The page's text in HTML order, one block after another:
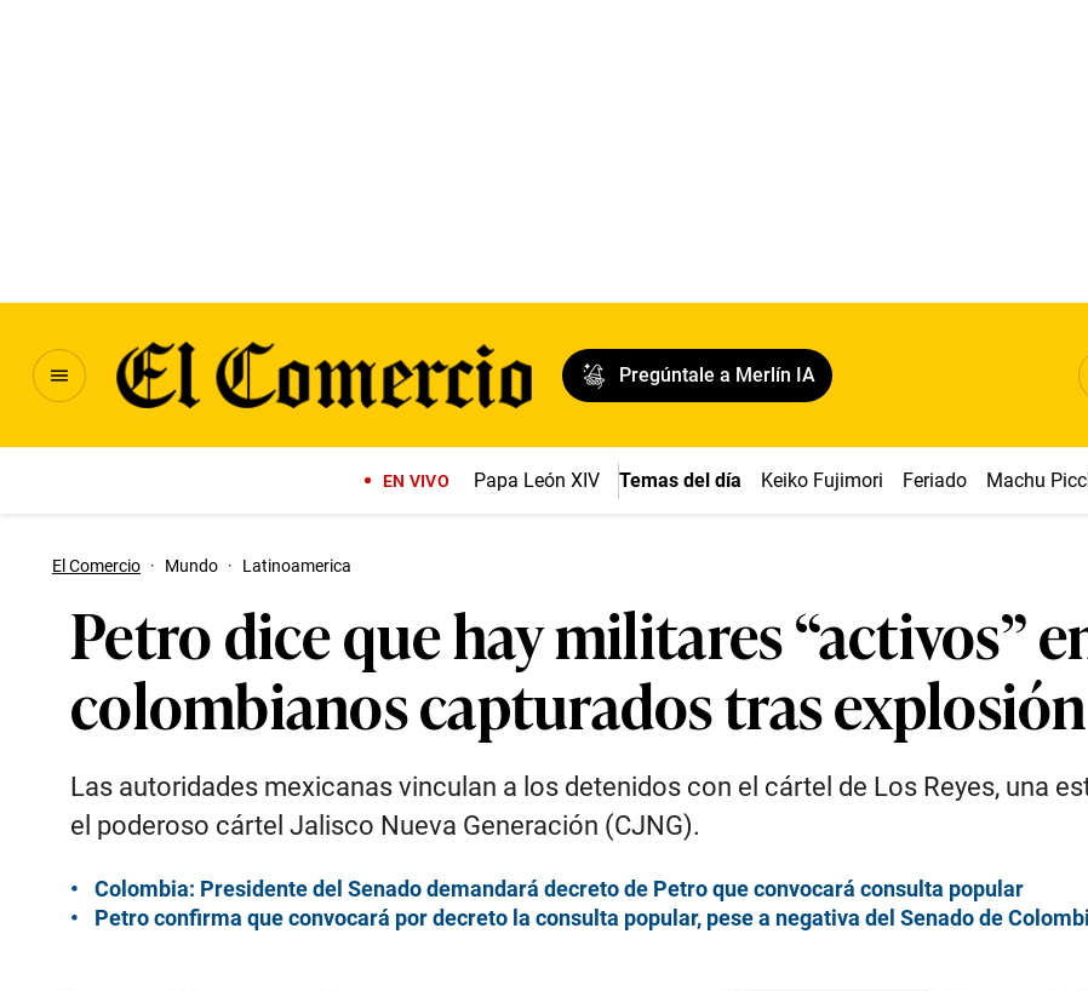
Pregúntale a Merlín IA
EN VIVO Papa León XIV Temas del día Keiko Fujimori Feriado Machu
El Comercio · Mundo · Latinoamerica
Petro dice que hay militares “activos”
colombianos capturados tras
Las autoridades mexicanas vinculan a los detenidos con el cártel de Los Reyes, una
el poderoso cártel Jalisco Nueva Generación (CJNG).
Colombia: Presidente del Senado demandará decreto de Petro que convocará consulta popular
Petro confirma que convocará por decreto la consulta popular, pese a negativa del Senado de